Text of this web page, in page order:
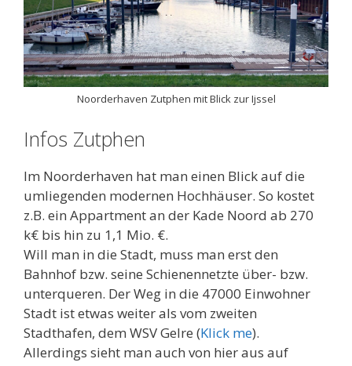
Noorderhaven Zutphen mit Blick zur Ijssel
Infos Zutphen
Im Noorderhaven hat man einen Blick auf die
umliegenden modernen Hochhäuser. So kostet
z.B. ein Appartment an der Kade Noord ab 270
k€ bis hin zu 1,1 Mio. €.
Will man in die Stadt, muss man erst den
Bahnhof bzw. seine Schienennetzte über- bzw.
unterqueren. Der Weg in die 47000 Einwohner
Stadt ist etwas weiter als vom zweiten
Stadthafen, dem WSV Gelre (Klick me).
Allerdings sieht man auch von hier aus auf